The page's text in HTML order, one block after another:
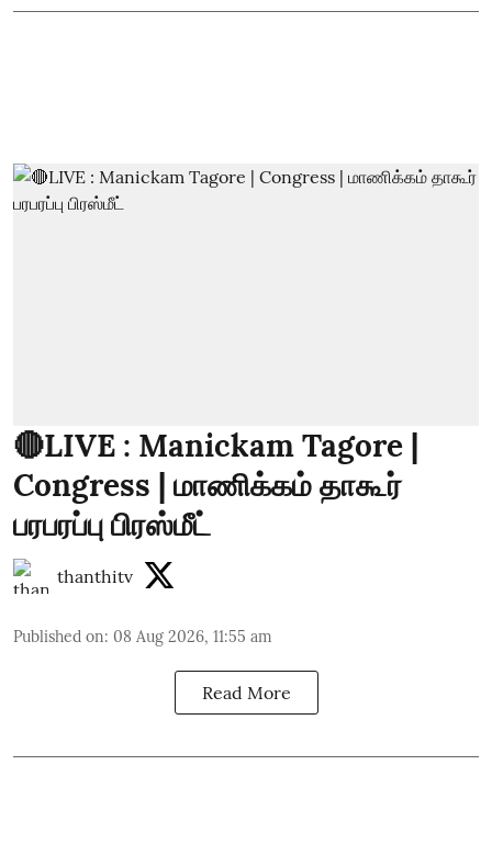
🔴LIVE : Manickam Tagore |
Congress | மாணிக்கம் தாகூர்
பரபரப்பு பிரஸ்மீட்
thanthitv
Published on: 08 Aug 2026, 11:55 am
Read More